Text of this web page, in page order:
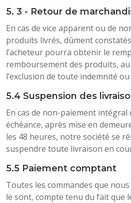
5. 3 - Retour de
En cas de vice apparent ou de
produits livrés, dûment
l’acheteur pourra obtenir le
remboursement des produits, au
l’exclusion de toute indemnité
5.4 Suspension des
En cas de non-paiement
échéance, après mise en
les 48 heures, notre société se
suspendre toute livraison en
5.5 Paiement comptant
Toutes les commandes que
le sont, compte tenu du fait que